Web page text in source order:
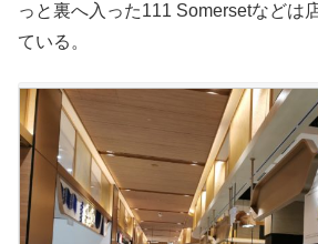
っと裏へ入った111 Somersetなどは
ている。